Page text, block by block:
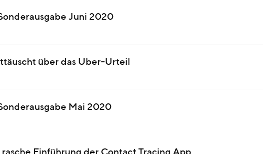
Juni 2020
über das Uber-Urteil
Mai 2020